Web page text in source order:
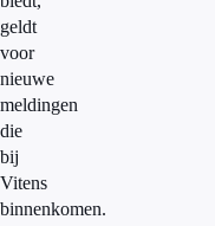
geldt
voor
nieuwe
meldingen
die
bij
Vitens
binnenkomen.